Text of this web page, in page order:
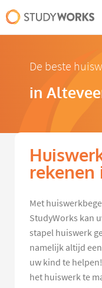
De beste
in
rekenen
Met
StudyWorks kan
stapel huiswerk
namelijk altijd
uw kind te
het huiswerk te